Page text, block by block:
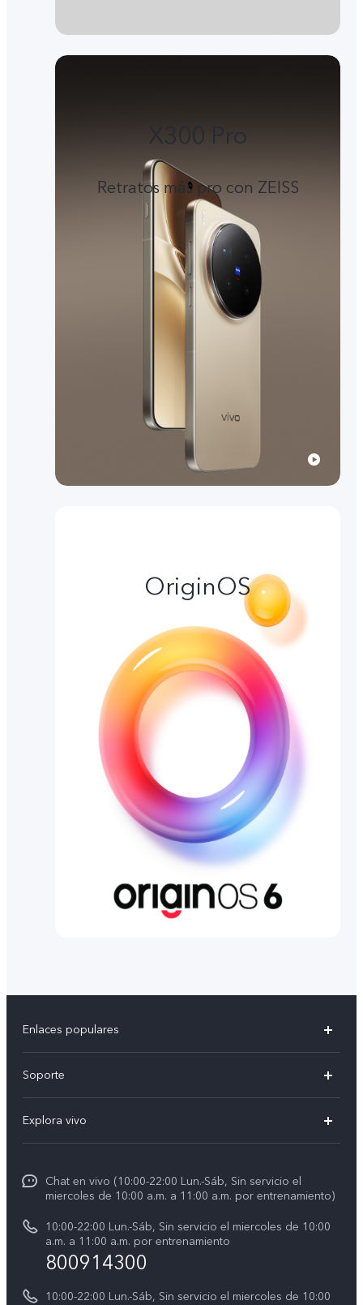
X300 Pro
Retratos más pro con ZEISS
OriginOS
Enlaces populares
V60 Lite 5G
Y21d
Y38 5G
Y31 5G
Soporte
Funtouch OS
Autenticación de IMEI
Manual del usuario
Servicio de Agendamiento
Explora vivo
La vida en vivo
Acerca de nosotros
Avisos legales
Chat en vivo (10:00-22:00 Lun.-Sáb, Sin servicio el
miercoles de 10:00 a.m. a 11:00 a.m. por entrenamiento)
10:00-22:00 Lun.-Sáb, Sin servicio el miercoles de 10:00
a.m. a 11:00 a.m. por entrenamiento
800914300
10:00-22:00 Lun.-Sáb, Sin servicio el miercoles de 10:00